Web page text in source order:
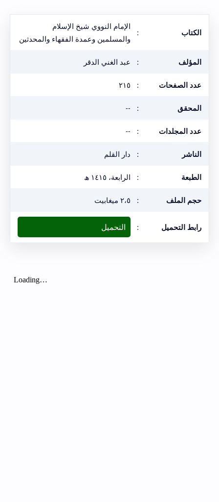
الكتاب :
الإمام النووي شيخ الإسلام
والمسلمين وعمدة الفقهاء والمحدثين
المؤلف : عبد الغني الدقر
عدد الصفحات : ٢١٥
المحقق :
--
عدد المجلدات :
--
الناشر : دار القلم
الطبعة : الرابعة، ١٤١٥ ھ
حجم الملف : ٢،٥ ميغابيت
رابط التحميل : التحميل